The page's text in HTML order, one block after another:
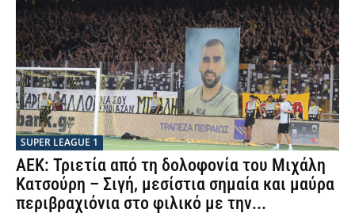
SUPER LEAGUE 1
ΑΕΚ: Τριετία από τη δολοφονία του Μιχάλη
Κατσούρη – Σιγή, μεσίστια σημαία και μαύρα
περιβραχιόνια στο φιλικό με την...